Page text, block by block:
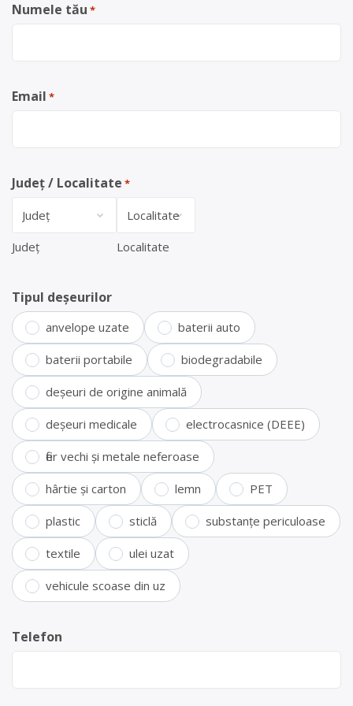
Numele tău *
Email *
Județ / Localitate *
Județ Localitate
Tipul deșeurilor
anvelope uzate baterii auto
baterii portabile biodegradabile
deșeuri de origine animală
deșeuri medicale electrocasnice (DEEE)
fier vechi și metale neferoase
hârtie și carton lemn PET
plastic sticlă substanțe periculoase
textile ulei uzat
vehicule scoase din uz
Telefon